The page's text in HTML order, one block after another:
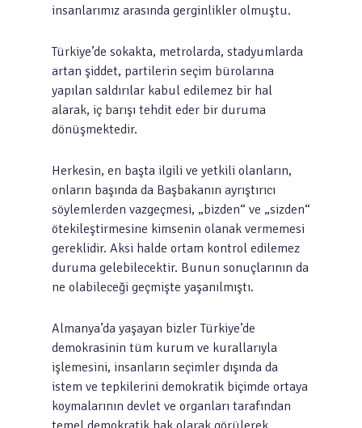
insanlarımız arasında gerginlikler olmuştu.
Türkiye’de sokakta, metrolarda, stadyumlarda
artan şiddet, partilerin seçim bürolarına
yapılan saldırılar kabul edilemez bir hal
alarak, iç barışı tehdit eder bir duruma
dönüşmektedir.
Herkesin, en başta ilgili ve yetkili olanların,
onların başında da Başbakanın ayrıştırıcı
söylemlerden vazgeçmesi, „bizden“ ve „sizden“
ötekileştirmesine kimsenin olanak vermemesi
gereklidir. Aksi halde ortam kontrol edilemez
duruma gelebilecektir. Bunun sonuçlarının da
ne olabileceği geçmişte yaşanılmıştı.
Almanya’da yaşayan bizler Türkiye’de
demokrasinin tüm kurum ve kurallarıyla
işlemesini, insanların seçimler dışında da
istem ve tepkilerini demokratik biçimde ortaya
koymalarının devlet ve organları tarafından